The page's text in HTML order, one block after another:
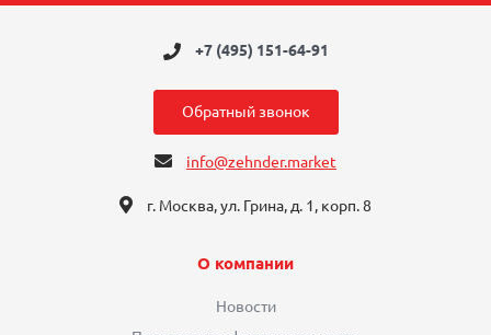
+7 (495) 151-64-91
Обратный звонок
info@zehnder.market
г. Москва, ул. Грина, д. 1, корп. 8
О компании
Новости